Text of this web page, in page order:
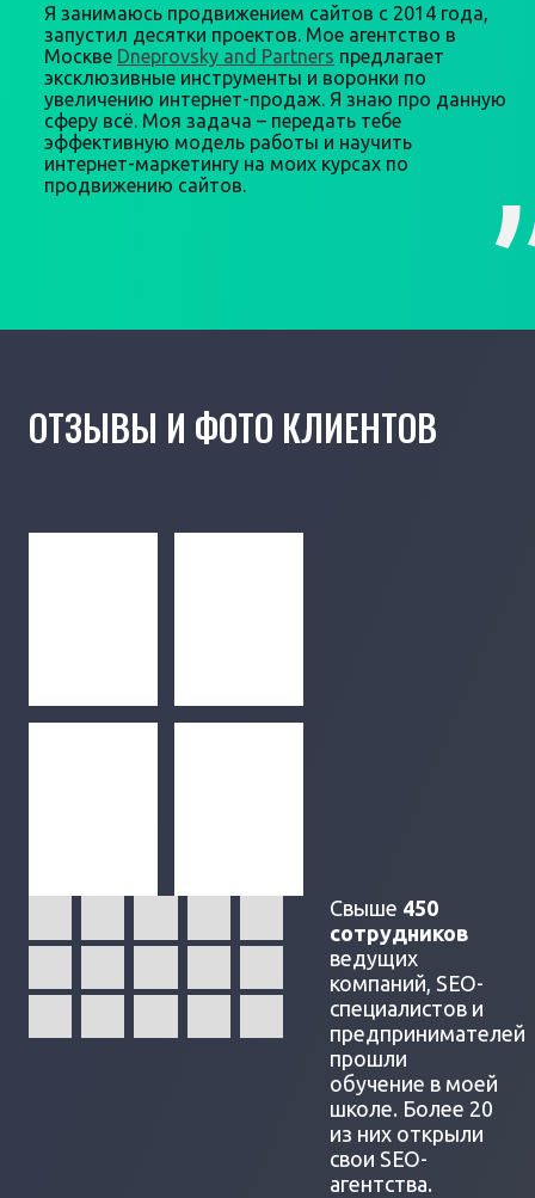
Я занимаюсь продвижением сайтов с 2014 года,
запустил десятки проектов. Мое агентство в
Москве Dneprovsky and Partners предлагает
эксклюзивные инструменты и воронки по
увеличению интернет-продаж. Я знаю про данную
сферу всё. Моя задача – передать тебе
эффективную модель работы и научить
интернет-маркетингу на моих курсах по
продвижению сайтов.
ОТЗЫВЫ И ФОТО КЛИЕНТОВ
Свыше 450
сотрудников
ведущих
компаний, SEO-
специалистов и
предпринимателей
прошли
обучение в моей
школе. Более 20
из них открыли
свои SEO-
агентства.